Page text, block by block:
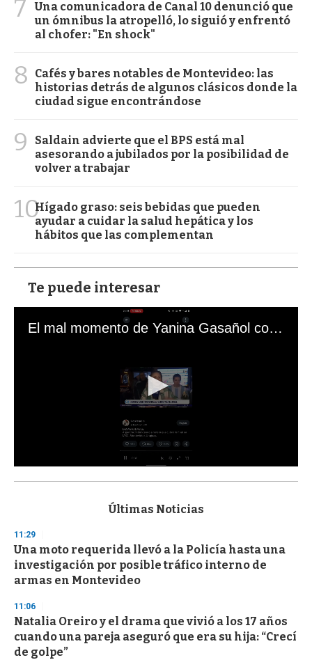
7
Una comunicadora de Canal 10 denunció que
un ómnibus la atropelló, lo siguió y enfrentó
al chofer: "En shock"
8
Cafés y bares notables de Montevideo: las
historias detrás de algunos clásicos donde la
ciudad sigue encontrándose
9
Saldain advierte que el BPS está mal
asesorando a jubilados por la posibilidad de
volver a trabajar
10Hígado graso: seis bebidas que pueden
ayudar a cuidar la salud hepática y los
hábitos que las complementan
Te puede interesar
El mal momento de Yanina Gasañol con un hincha argentino en "Subrayado"
s
d
s
o
f
3
s
e
c
o
n
Últimas Noticias
11:29
Una moto requerida llevó a la Policía hasta una
investigación por posible tráfico interno de
armas en Montevideo
11:06
Natalia Oreiro y el drama que vivió a los 17 años
cuando una pareja aseguró que era su hija: “Crecí
de golpe”